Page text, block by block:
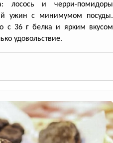
лосось и черри-помидоры
ужин с минимумом посуды.
с 36 г белка и ярким вкусом
удовольствие.